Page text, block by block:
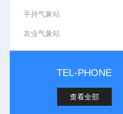
手持气象站
农业气象站
TEL-PHONE
查看全部